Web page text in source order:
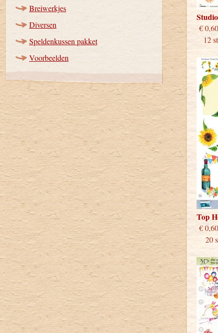
Breiwerkjes
Diversen
Speldenkussen pakket
Voorbeelden
12
Top
20